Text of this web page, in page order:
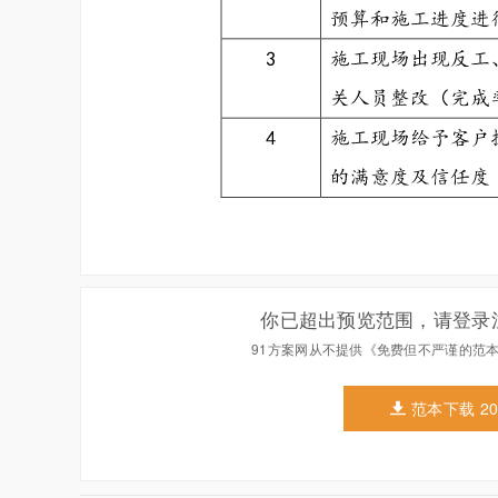
你已超出预览范围，请登
91方案网从不提供《免费但不严谨的范
范本下载